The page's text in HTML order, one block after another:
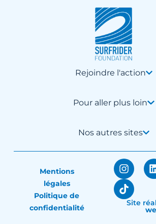
Rejoindre l'action
Pour aller plus loin
Nos autres sites
Mentions
légales
Politique de
confidentialité
Site